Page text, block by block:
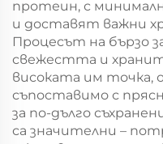
протеин, с
и доставят важни
Процесът на бързо
свежестта и
високата им точка,
съпоставимо с
за по-дълго
са значителни –